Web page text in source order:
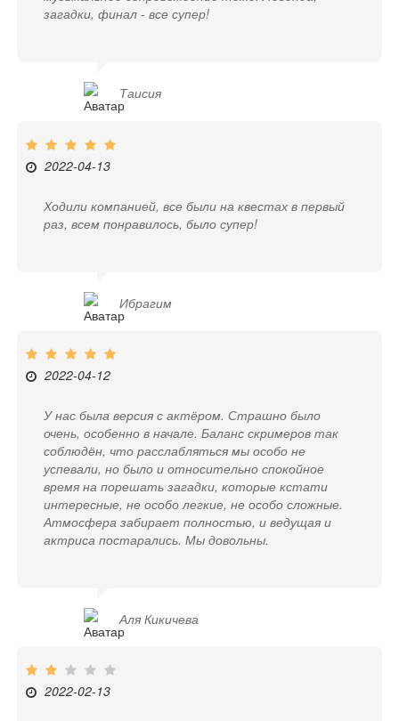
загадки, финал - все супер!
Таисия
2022-04-13
Ходили компанией, все были на квестах в первый
раз, всем понравилось, было супер!
Ибрагим
2022-04-12
У нас была версия с актёром. Страшно было
очень, особенно в начале. Баланс скримеров так
соблюдён, что расслабляться мы особо не
успевали, но было и относительно спокойное
время на порешать загадки, которые кстати
интересные, не особо легкие, не особо сложные.
Атмосфера забирает полностью, и ведущая и
актриса постарались. Мы довольны.
Аля Кикичева
2022-02-13